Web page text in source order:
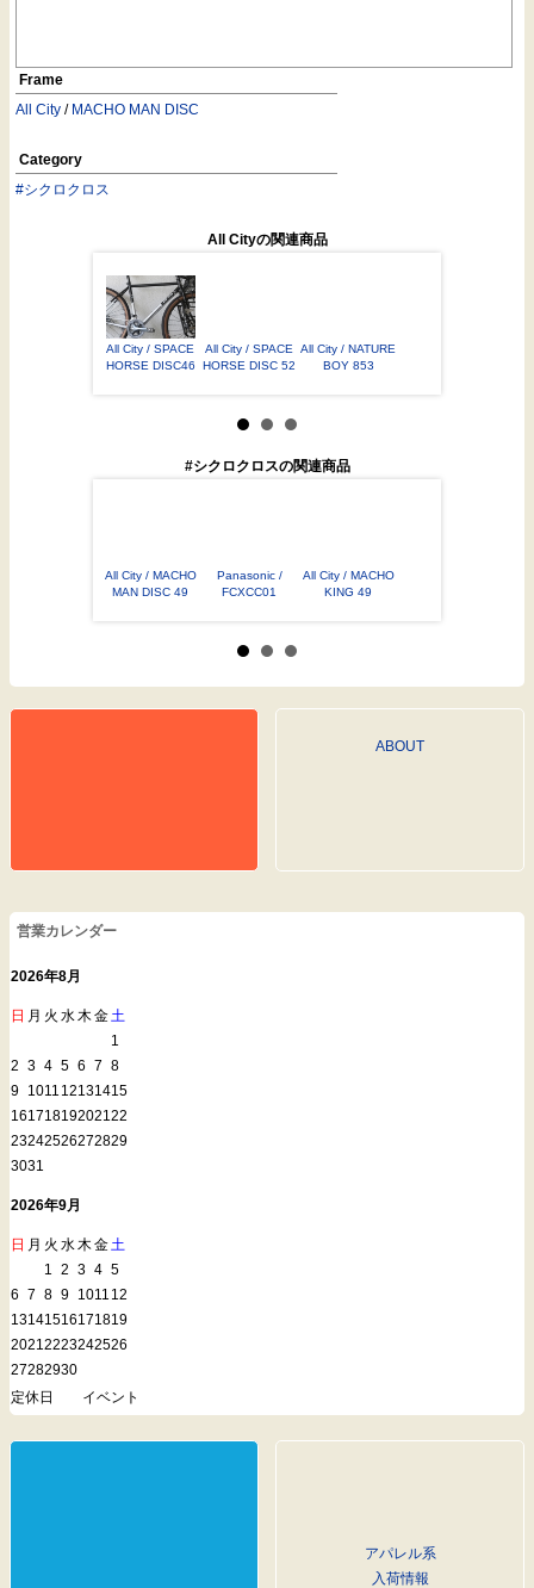
Frame
All City / MACHO MAN DISC
Category
#シクロクロス
All Cityの関連商品
All City / SPACE
HORSE DISC46
All City / SPACE
HORSE DISC 52
All City / NATURE
BOY 853
#シクロクロスの関連商品
All City / MACHO
MAN DISC 49
Panasonic /
FCXCC01
All City / MACHO
KING 49
ABOUT
営業カレンダー
2026年8月
日 月 火 水木金土
1
2 3 4 5 6 7 8
9 1011 12131415
16171819202122
23242526272829
3031
2026年9月
日 月 火 水木金土
1 2 3 4 5
6 7 8 9 1011 12
13141516171819
20212223242526
27282930
定休日
イベント
アパレル系
入荷情報